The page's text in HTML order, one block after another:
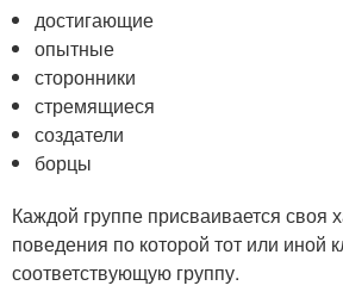
достигающие
опытные
сторонники
стремящиеся
создатели
борцы
Каждой группе присваивается своя
поведения по которой тот или иной
соответствующую группу.